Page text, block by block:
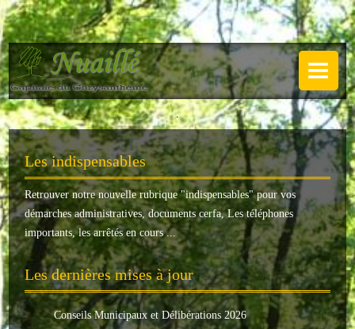
NUAILLÉ
Plan de Nuaillé
Sentiers pédestres
Guide annuel
Histoire
Galerie
LA MAIRIE
Horaires
.
Les indispensables
Retrouver notre nouvelle rubrique "indispensables" pour vos
démarches administratives, documents cerfa, Les téléphones
importants, les arrêtés en cours ...
Les dernières mises à jour
Conseils Municipaux et Délibérations 2026